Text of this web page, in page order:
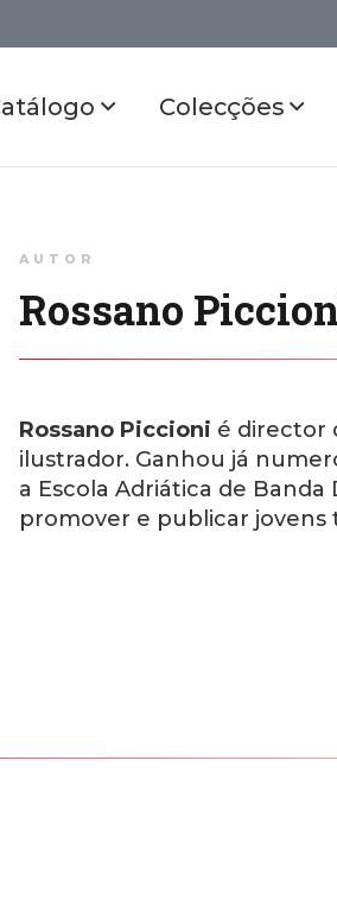
Colecções
AUTOR
Rossano
Rossano Piccioni é director
ilustrador. Ganhou já
a Escola Adriática de
promover e publicar jovens